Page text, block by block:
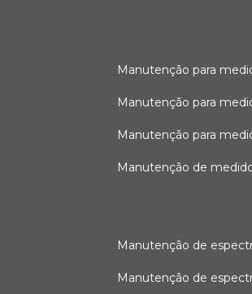
manutenção para
manutenção para
manutenção para
manutenção de
manutenção de
manutenção de